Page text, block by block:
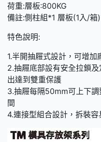
荷重:層板:800KG
備註:側柱組*1 層板(1入/
特色說明:
1.半開抽屜式設計，可增加
2.抽屜底部設有安全拉鎖
出達到雙重保護
3.抽屜每隔50mm可上下
間
4.連接型組合設計，拆裝